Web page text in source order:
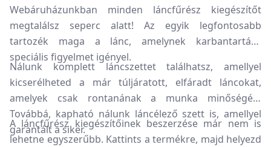
Webáruházunkban minden láncfűrész kiegészítőt
megtalálsz seperc alatt! Az egyik legfontosabb
tartozék maga a lánc, amelynek karbantartása
speciális figyelmet igényel.
Nálunk komplett láncszettet találhatsz, amellyel
kicserélheted a már túljáratott, elfáradt láncokat,
amelyek csak rontanának a munka minőségén.
Továbbá, kapható nálunk láncélező szett is, amellyel
garantált a siker.
A láncfűrész kiegészítőinek beszerzése már nem is
lehetne egyszerűbb. Kattints a termékre, majd helyezd